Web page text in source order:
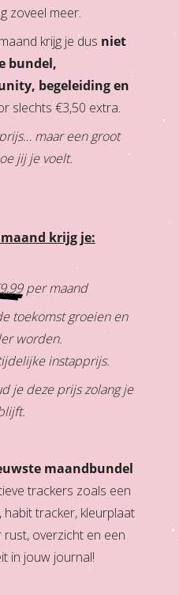
zoveel meer.
krijg je dus niet
bundel,
begeleiding en
slechts €3,50 extra.
maar een groot
jij je voelt.
krijg je:
per maand
toekomst groeien en
worden.
instapprijs.
je deze prijs zolang je
maandbundel
trackers zoals een
tracker, kleurplaat
overzicht en een
in jouw journal!